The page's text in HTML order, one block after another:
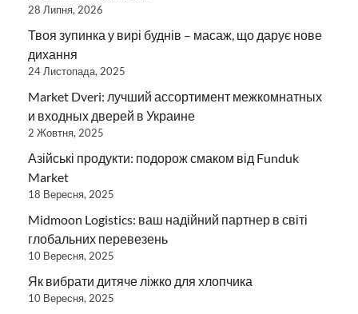
28 Липня, 2026
Твоя зупинка у вирі буднів – масаж, що дарує нове
дихання
24 Листопада, 2025
Market Dveri: лучший ассортимент межкомнатных
и входных дверей в Украине
2 Жовтня, 2025
Азійські продукти: подорож смаком від Funduk
Market
18 Вересня, 2025
Midmoon Logistics: ваш надійний партнер в світі
глобальних перевезень
10 Вересня, 2025
Як вибрати дитяче ліжко для хлопчика
10 Вересня, 2025